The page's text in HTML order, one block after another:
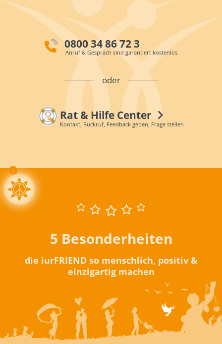
0800 34 86 72 3
Anruf & Gespräch sind garantiert kostenlos
oder
Rat & Hilfe Center
Kontakt, Rückruf, Feedback geben, Frage stellen
5 Besonderheiten
die iurFRIEND so menschlich, positiv &
einzigartig machen